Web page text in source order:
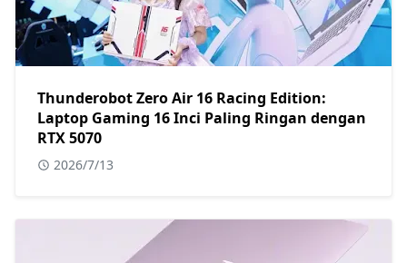
Thunderobot Zero Air 16 Racing Edition:
Laptop Gaming 16 Inci Paling Ringan dengan
RTX 5070
2026/7/13